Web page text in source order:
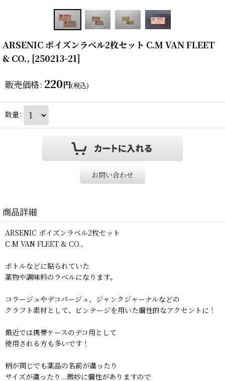
ARSENIC ポイズンラベル2枚セット C.M VAN FLEET
& CO., [250213-21]
販売価格: 220円(税込)
数量:
お問い合わせ
商品詳細
ARSENIC ポイズンラベル2枚セット
C.M VAN FLEET & CO.,
ボトルなどに貼られていた
薬物や調味料のラベルになります。
コラージュやデコパージュ、ジャンクジャーナルなどの
クラフト素材として、ビンテージを用いた個性的なアクセントに！
最近では携帯ケースのデコ用として
使用される方も多いです！
柄が同じでも薬品の名前が違ったり
サイズが違ったり...微妙に個性がありますので